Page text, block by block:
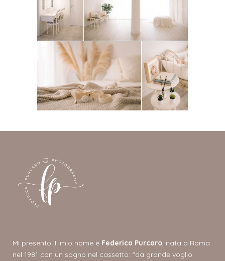
Mi presento: Il mio nome è Federica Purcaro, nata a Roma
nel 1981 con un sogno nel cassetto: “da grande voglio